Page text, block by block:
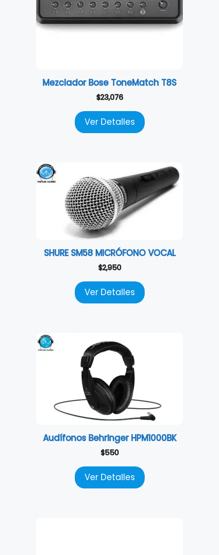
Mezclador Bose ToneMatch T8S
$23,076
Ver Detalles
SHURE SM58 MICRÓFONO VOCAL
$2,950
Ver Detalles
Audífonos Behringer HPM1000BK
$550
Ver Detalles